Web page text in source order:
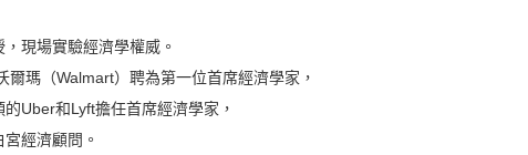
現場實驗經濟學權威。
爾瑪（Walmart）聘為第一位首席經濟學家，
Uber和Lyft擔任首席經濟學家，
經濟顧問。